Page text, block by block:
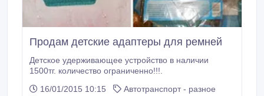
Продам детские адаптеры для ремней
Детское удерживающее устройство в наличии
1500тг. количество ограниченно!!!.
16/01/2015 10:15
Автотранспорт - разное